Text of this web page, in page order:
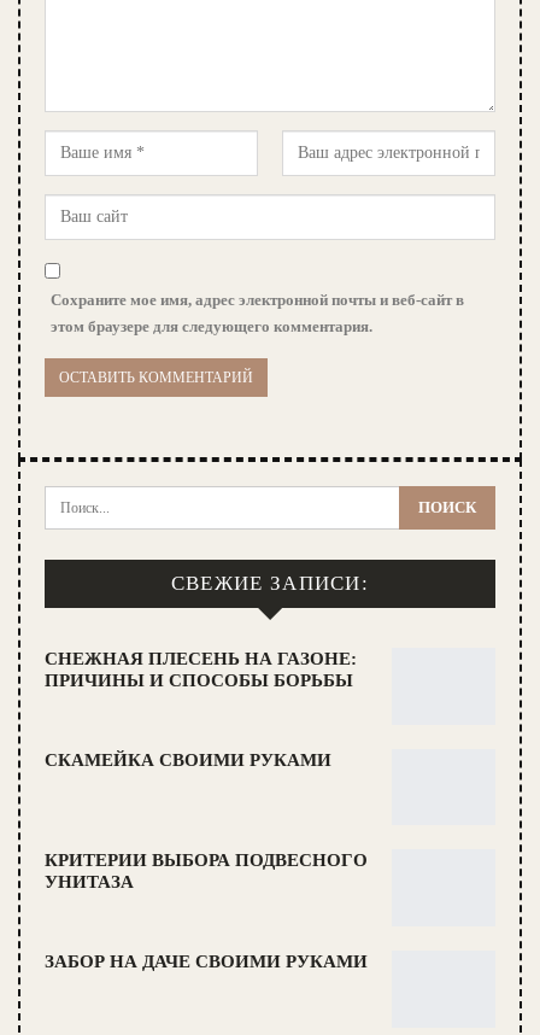
Сохраните мое имя, адрес электронной почты и веб-сайт в
этом браузере для следующего комментария.
СВЕЖИЕ ЗАПИСИ:
СНЕЖНАЯ ПЛЕСЕНЬ НА ГАЗОНЕ:
ПРИЧИНЫ И СПОСОБЫ БОРЬБЫ
СКАМЕЙКА СВОИМИ РУКАМИ
КРИТЕРИИ ВЫБОРА ПОДВЕСНОГО
УНИТАЗА
ЗАБОР НА ДАЧЕ СВОИМИ РУКАМИ